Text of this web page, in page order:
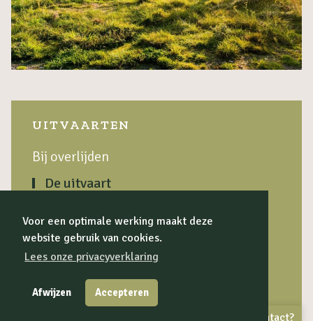
Voor een optimale werking maakt deze
website gebruik van cookies.
Lees onze privacyverklaring
Afwijzen Accepteren
Contact?
UITVAARTEN
Bij overlijden
De uitvaart
Het afscheid
Rouwvervoer
Begrafenis of crematie
Praktische keuzes